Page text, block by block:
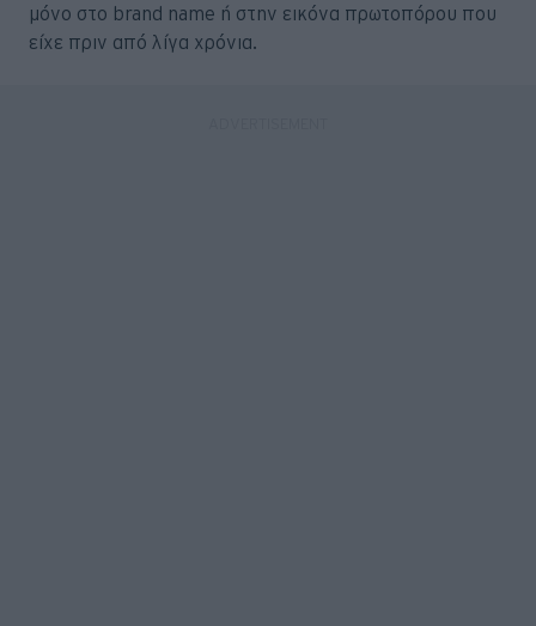
μόνο στο brand name ή στην εικόνα πρωτοπόρου που
είχε πριν από λίγα χρόνια.